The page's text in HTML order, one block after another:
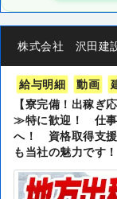
株式会社 沢田建
給与明細 動画
【寮完備！出稼
≫特に歓迎！ 仕事
へ！ 資格取得支援
も当社の魅力です！